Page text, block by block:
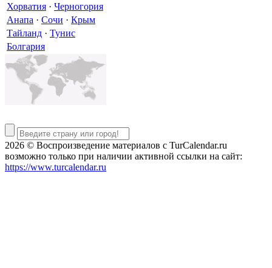
Хорватия · Черногория
Анапа · Сочи · Крым
Тайланд · Тунис
Болгария
2026 © Воспроизведение материалов c TurCalendar.ru
возможно только при наличии активной ссылки на сайт:
https://www.turcalendar.ru